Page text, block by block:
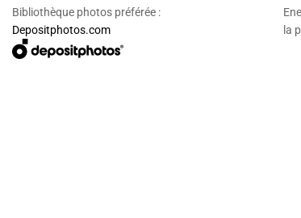
Bibliothèque photos préférée :
Depositphotos.com
la